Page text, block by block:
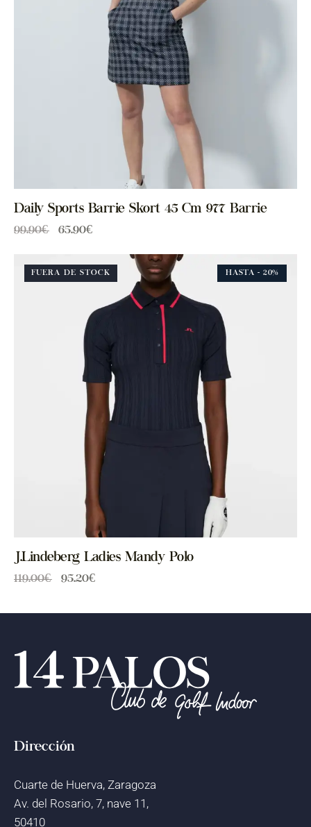
Daily Sports Barrie Skort 45 Cm 977 Barrie
99.90€ 65.90€
FUERA DE STOCK HASTA - 20%
J.Lindeberg Ladies Mandy Polo
119.00€ 95.20€
Dirección
Cuarte de Huerva, Zaragoza
Av. del Rosario, 7, nave 11,
50410